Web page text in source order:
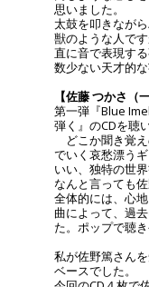
思いました。
太鼓を叩きなが
獣のような人で
直に音で表現す
数少ない天才的
【佐藤 つかさ（
第一弾『Blue
弾く』のCDを聴
どこか聞き覚
でいく哀愁漂う
いい、独特の世
なんと言っても
全体的には、心
曲によって、過
た。ポップで聴
私が佐野篤さん
ベースでした。